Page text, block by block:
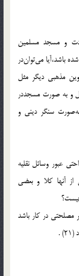
و مسجد مسلمين
باشد،آيا مى‌توان‌در
مذهبى ديگر مثل
و به صورت مسجددر
سنگر دينى و
عبور وسائل نقليه
آنها كلا و بعضى
مصلحتى در كار باشد
.